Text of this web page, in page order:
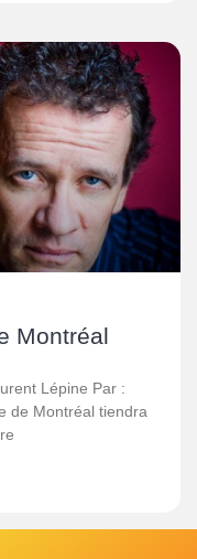
Montréal
Lépine Par :
de Montréal tiendra